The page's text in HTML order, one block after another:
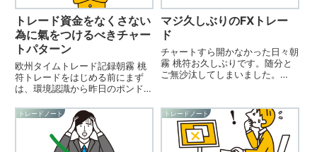
トレード資金をなくさない
為に氣をつけるべきチャー
トパターン
欧州タイムトレード記録朝霧 桃
符トレードをはじめる前にまず
は、環境認識から昨日のポンドド
引けている。前々日日足からみる
と三分の一も戻していないので、
上昇継続と判断しても問題ないと
思われる。ただし、週足ではWト
マジ久しぶりのFXトレー
ド
チャートすら開かなかった日々朝
霧 桃符お久しぶりです。随分と
ご無沙汰してしまいました。
まい、ＦＸトレードの方は、チャ
ートすら開かずの日々がつづいて
いました。お陰様で、プロンプ
トレードノート トレードノート